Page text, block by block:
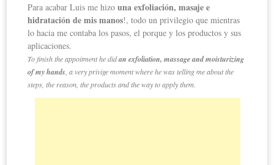
Para acabar Luis me hizouna exfoliación, masaje e
hidratación de mis manos!, todo un privilegio que mientras
lo hacia me contaba los pasos, el porque y los productos y sus
aplicaciones.
To finish the appoitment he didan exfoliation, massage and moisturizing
of my hands , a very privige moment where he was telling me about the
steps, the reason, the products and the way to apply them.